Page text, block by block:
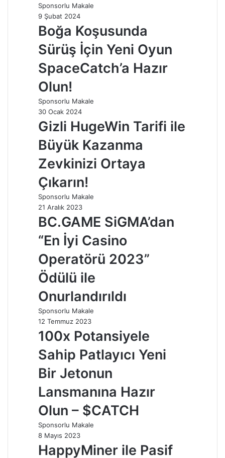
Sponsorlu Makale
9 Şubat 2024
Boğa Koşusunda
Sürüş İçin Yeni Oyun
SpaceCatch’a Hazır
Olun!
Sponsorlu Makale
30 Ocak 2024
Gizli HugeWin Tarifi ile
Büyük Kazanma
Zevkinizi Ortaya
Çıkarın!
Sponsorlu Makale
21 Aralık 2023
BC.GAME SiGMA’dan
“En İyi Casino
Operatörü 2023”
Ödülü ile
Onurlandırıldı
Sponsorlu Makale
12 Temmuz 2023
100x Potansiyele
Sahip Patlayıcı Yeni
Bir Jetonun
Lansmanına Hazır
Olun – $CATCH
Sponsorlu Makale
8 Mayıs 2023
HappyMiner ile Pasif